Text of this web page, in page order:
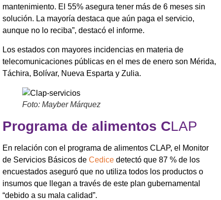
mantenimiento. El 55% asegura tener más de 6 meses sin
solución. La mayoría destaca que aún paga el servicio,
aunque no lo reciba”, destacó el informe.
Los estados con mayores incidencias en materia de
telecomunicaciones públicas en el mes de enero son Mérida,
Táchira, Bolívar, Nueva Esparta y Zulia.
Foto: Mayber Márquez
Programa de alimentos CLAP
En relación con el programa de alimentos CLAP, el Monitor
de Servicios Básicos de Cedice detectó que 87 % de los
encuestados aseguró que no utiliza todos los productos o
insumos que llegan a través de este plan gubernamental
“debido a su mala calidad”.